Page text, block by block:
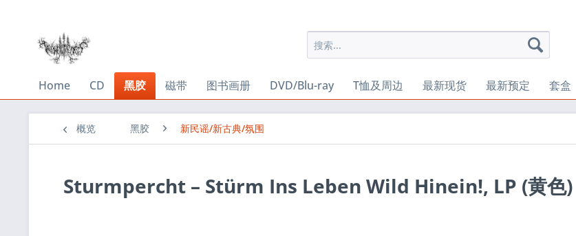
Home CD 黑胶 磁带 图书画册 DVD/Blu-ray T恤及周边 最新现货 最新预定 套盒
概览 黑胶 新民谣/新古典/氛围
Sturmpercht ‎– Stürm Ins Leben Wild Hinein!, LP (黄色)